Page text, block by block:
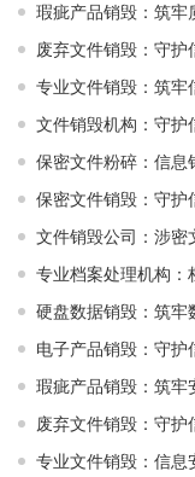
瑕疵产品销毁：筑牢
废弃文件销毁：守
专业文件销毁：筑牢
文件销毁机构：守护
保密文件粉碎：信息
保密文件销毁：守护
文件销毁公司：涉密
专业档案处理机构：
硬盘数据销毁：筑牢
电子产品销毁：守护
瑕疵产品销毁：筑牢
废弃文件销毁：守
专业文件销毁：信息